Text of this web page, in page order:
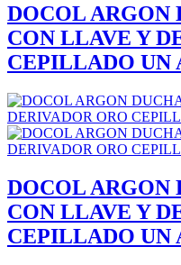
DOCOL ARGON
CON LLAVE Y
CEPILLADO UN
DOCOL ARGON
CON LLAVE Y
CEPILLADO UN